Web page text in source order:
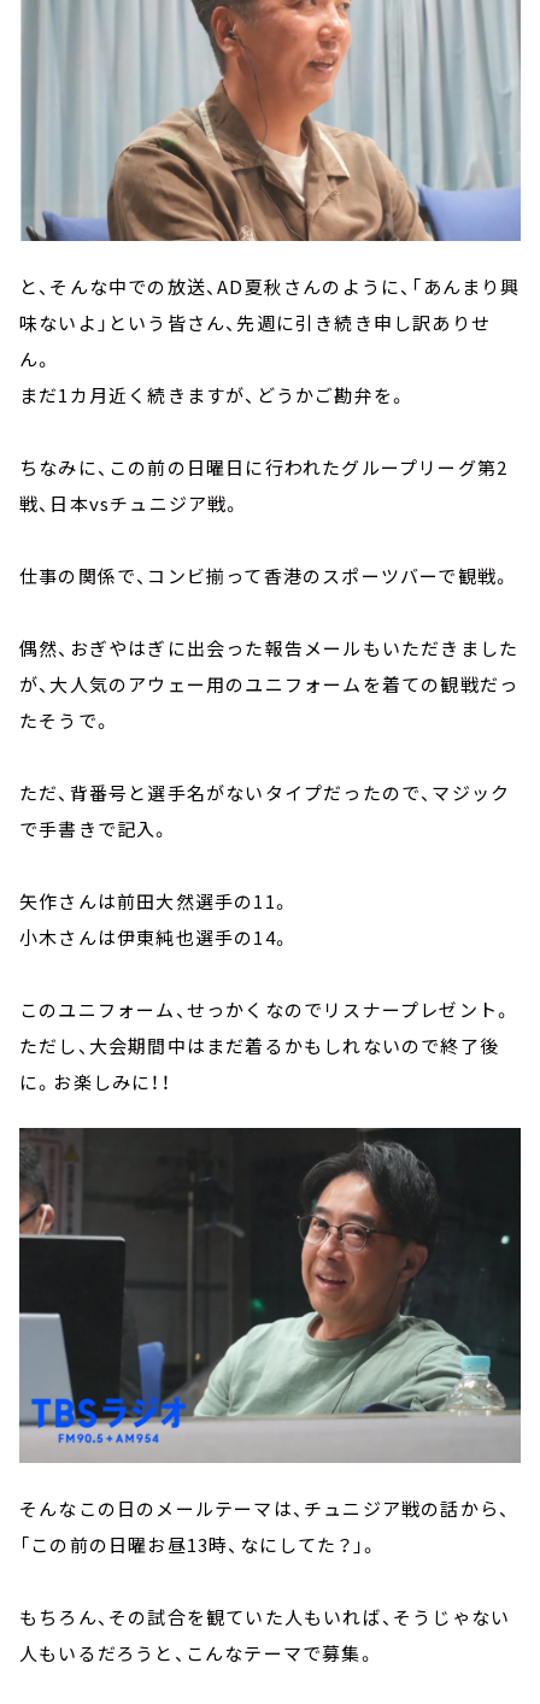
と、そんな中での放送、AD夏秋さんのように、「あんまり興
味ないよ」という皆さん、先週に引き続き申し訳ありせ
ん。
まだ1カ月近く続きますが、どうかご勘弁を。
ちなみに、この前の日曜日に行われたグループリーグ第2
戦、日本vsチュニジア戦。
仕事の関係で、コンビ揃って香港のスポーツバーで観戦。
偶然、おぎやはぎに出会った報告メールもいただきました
が、大人気のアウェー用のユニフォームを着ての観戦だっ
たそうで。
ただ、背番号と選手名がないタイプだったので、マジック
で手書きで記入。
矢作さんは前田大然選手の11。
小木さんは伊東純也選手の14。
このユニフォーム、せっかくなのでリスナープレゼント。
ただし、大会期間中はまだ着るかもしれないので終了後
に。お楽しみに！！
そんなこの日のメールテーマは、チュニジア戦の話から、
「この前の日曜お昼13時、なにしてた？」。
もちろん、その試合を観ていた人もいれば、そうじゃない
人もいるだろうと、こんなテーマで募集。